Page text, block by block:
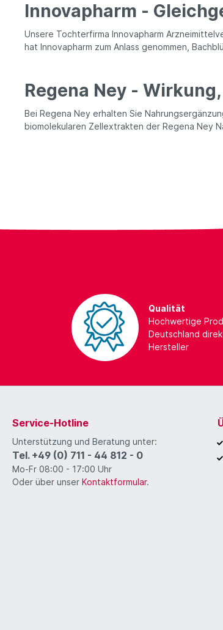
Innovapharm -
Unsere Tochterfirma Innovapharm
hat Innovapharm zum Anlass genommen,
Regena Ney -
Bei Regena Ney erhalten Sie
biomolekularen Zellextrakten der Regena Ney
Qualität
Hochwertige
Deutschland
Hersteller
Service-Hotline
Unterstützung und Beratung unter:
Tel. +49 (0) 711 - 44 812 - 0
Mo-Fr 08:00 - 17:00 Uhr
Oder über unser Kontaktformular.